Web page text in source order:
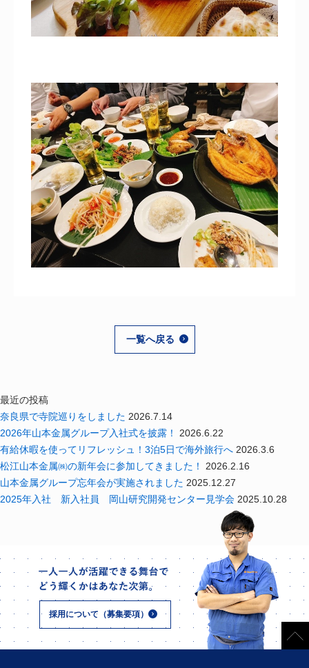
一覧へ戻る
最近の投稿
奈良県で寺院巡りをしました 2026.7.14
2026年山本金属グループ入社式を披露！
2026.6.22
有給休暇を使ってリフレッシュ！3泊5日で海外旅行へ 2026.3.6
松江山本金属㈱の新年会に参加してきました！
2026.2.16
山本金属グループ忘年会が実施されました 2025.12.27
2025年入社 新入社員 岡山研究開発センター見学会 2025.10.28
採用について（募集要項）